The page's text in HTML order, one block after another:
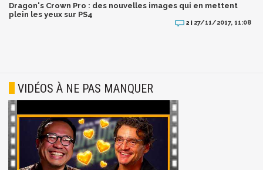
Dragon's Crown Pro : des nouvelles images qui en mettent
plein les yeux sur PS4
2 | 27/11/2017, 11:08
VIDÉOS À NE PAS MANQUER